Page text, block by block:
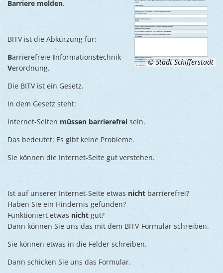
© Stadt Schifferstadt
Barriere melden.
BITV ist die Abkürzung für:
Barrierefreie-Informationstechnik-
Verordnung.
Die BITV ist ein Gesetz.
In dem Gesetz steht:
Internet-Seiten müssen barrierefrei sein.
Das bedeutet: Es gibt keine Probleme.
Sie können die Internet-Seite gut verstehen.
Ist auf unserer Internet-Seite etwas nicht barrierefrei?
Haben Sie ein Hindernis gefunden?
Funktioniert etwas nicht gut?
Dann können Sie uns das mit dem BITV-Formular schreiben.
Sie können etwas in die Felder schreiben.
Dann schicken Sie uns das Formular.